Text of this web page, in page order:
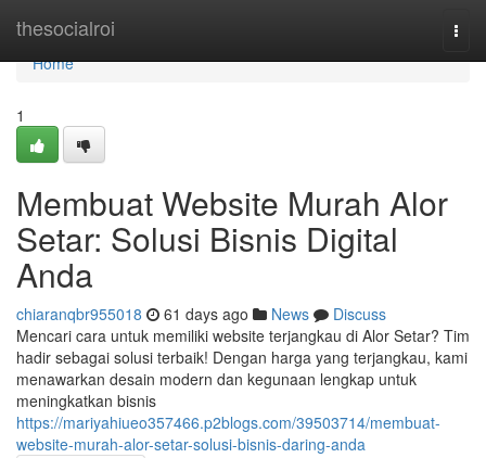
thesocialroi
Home
Home
1
Membuat Website Murah Alor
Setar: Solusi Bisnis Digital
Anda
chiaranqbr955018 61 days ago News
Discuss
Mencari cara untuk memiliki website terjangkau di Alor Setar? Tim
hadir sebagai solusi terbaik! Dengan harga yang terjangkau, kami
menawarkan desain modern dan kegunaan lengkap untuk
meningkatkan bisnis
https://mariyahiueo357466.p2blogs.com/39503714/membuat-
website-murah-alor-setar-solusi-bisnis-daring-anda